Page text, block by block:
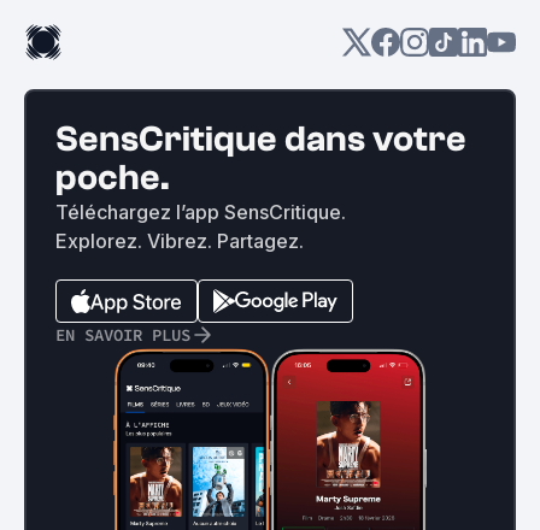
SensCritique dans votre
poche.
Téléchargez l’app SensCritique.
Explorez. Vibrez. Partagez.
EN SAVOIR PLUS